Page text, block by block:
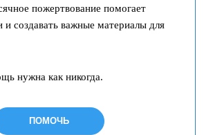
пожертвование помогает
и создавать важные материалы для
нужна как никогда.
ПОМОЧЬ